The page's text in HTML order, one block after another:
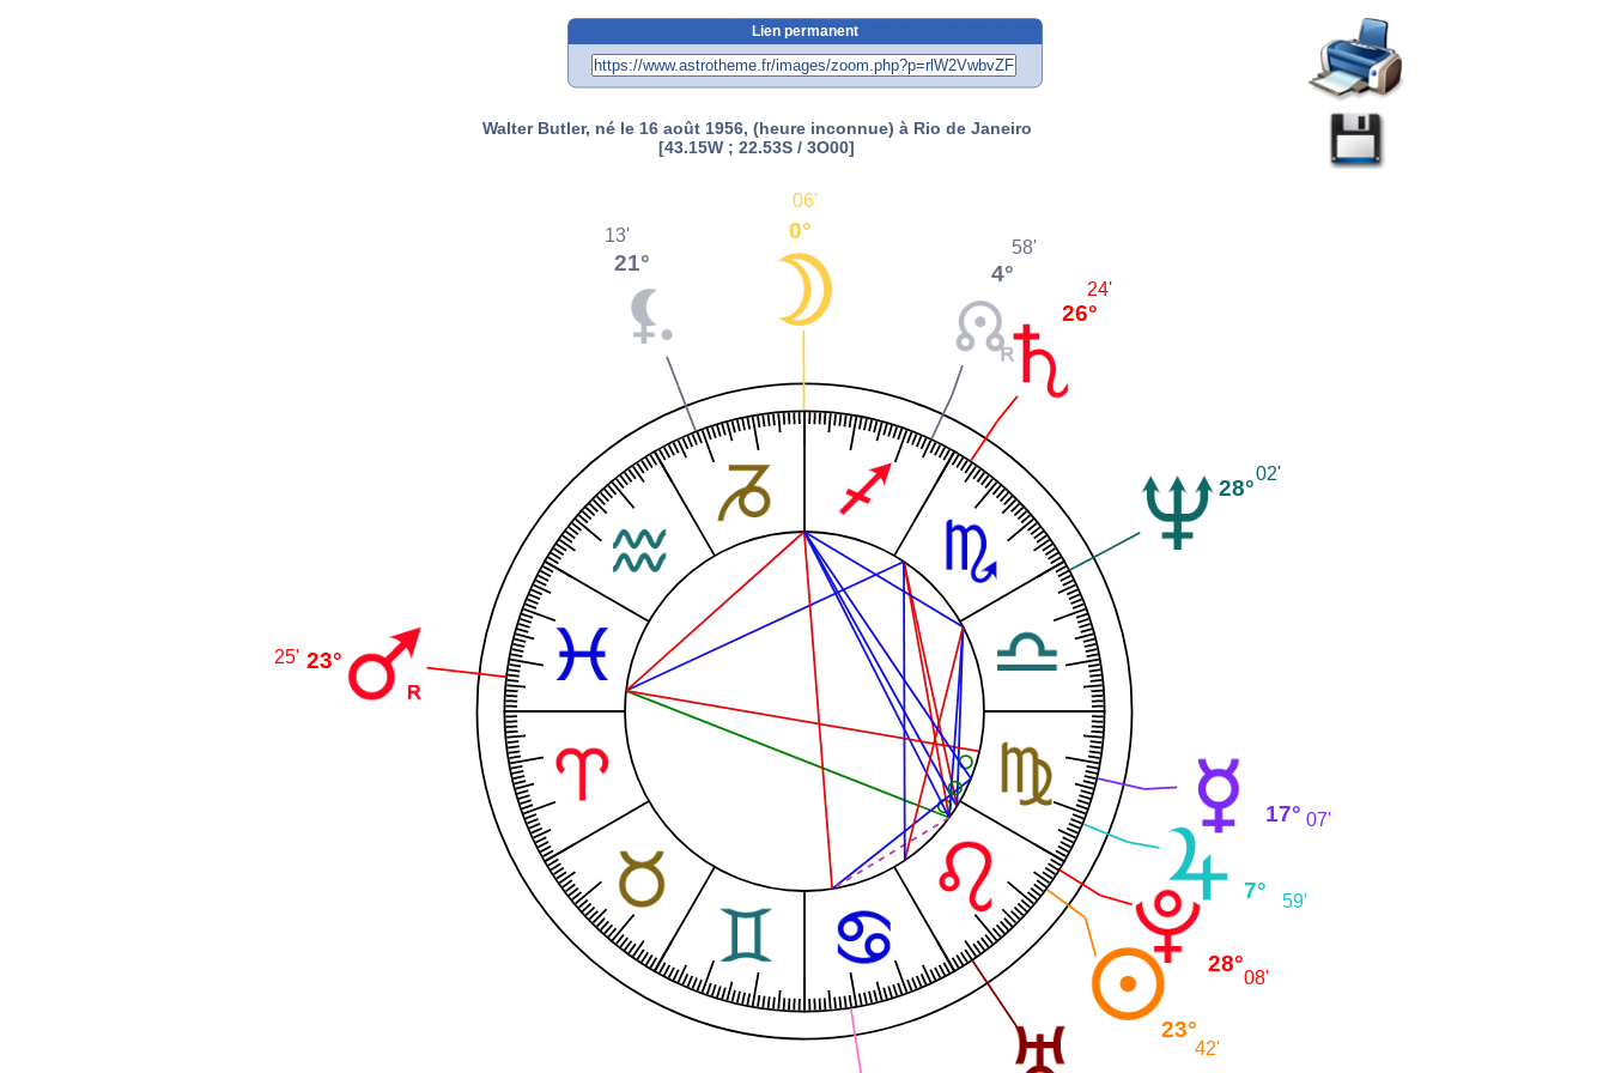
Lien permanent
Walter Butler, né le 16 août 1956, (heure inconnue) à Rio de Janeiro
[43.15W ; 22.53S / 3O00]
28°02'
26°
24'
4°
58'
0°
06'
21°
13'
23°
25'
23°
42'
28°
08'
7° 59'
17° 07'